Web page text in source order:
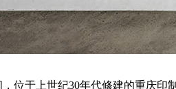
位于上世纪30年代修建的重庆印